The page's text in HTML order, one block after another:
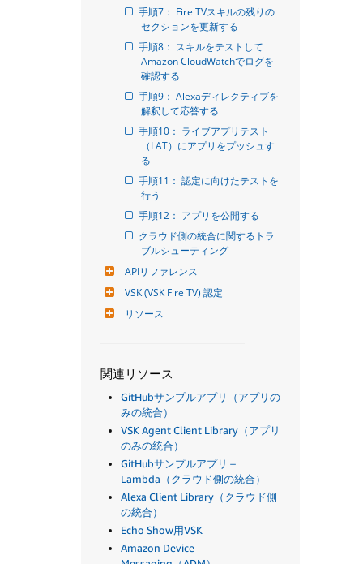
手順7： Fire TVスキルの残りの
セクションを更新する
手順8： スキルをテストして
Amazon CloudWatchでログを
確認する
手順9： Alexaディレクティブを
解釈して応答する
手順10： ライブアプリテスト
（LAT）にアプリをプッシュす
る
手順11： 認定に向けたテストを
行う
手順12： アプリを公開する
クラウド側の統合に関するトラ
ブルシューティング
APIリファレンス
VSK (VSK Fire TV) 認定
リソース
関連リソース
GitHubサンプルアプリ（アプリの
みの統合）
VSK Agent Client Library（アプリ
のみの統合）
GitHubサンプルアプリ＋
Lambda（クラウド側の統合）
Alexa Client Library（クラウド側
の統合）
Echo Show用VSK
Amazon Device